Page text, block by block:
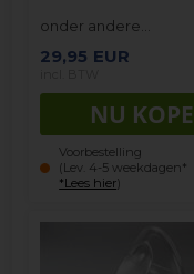
onder andere…
29,95 EUR
Voorbestelling
(Lev. 4-5 weekdagen*
*Lees hier)